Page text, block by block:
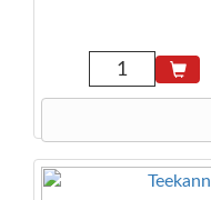
Orangenschalen*.